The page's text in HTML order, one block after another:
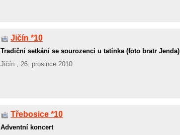
Jičín *10
Tradiční setkání se sourozenci u tatínka (foto bratr Jenda)
Jičín , 26. prosince 2010
Třebosice *10
Adventní koncert